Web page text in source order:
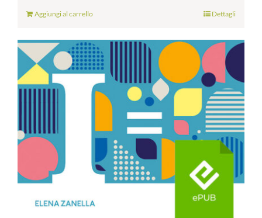
Aggiungi al carrello Dettagli